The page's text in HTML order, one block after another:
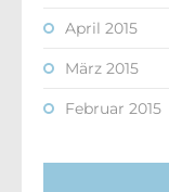
April 2015
März 2015
Februar 2015